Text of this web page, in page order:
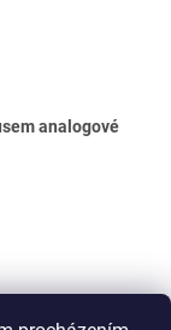
analogové